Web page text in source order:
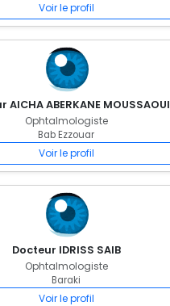
Voir le profil
AICHA ABERKANE MOUSSAOUI
Ophtalmologiste
Bab Ezzouar
Voir le profil
Docteur IDRISS SAIB
Ophtalmologiste
Baraki
Voir le profil